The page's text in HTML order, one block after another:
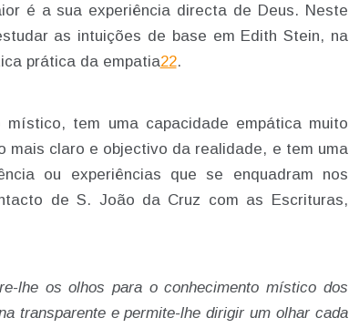
é a sua experiência directa de Deus. Neste
as intuições de base em Edith Stein, na
prática da empatia22.
tem uma capacidade empática muito
mais claro e objectivo da realidade, e tem uma
ou experiências que se enquadram nos
de S. João da Cruz com as Escrituras,
lhe os olhos para o conhecimento místico dos
transparente e permite-lhe dirigir um olhar cada